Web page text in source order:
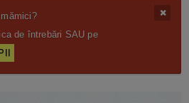
de întrebări SAU pe